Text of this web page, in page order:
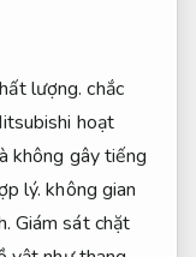
lượng. chắc
hoạt
không gây tiếng
lý. không gian
Giám sát chặt